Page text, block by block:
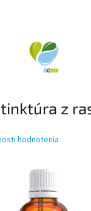
z
hodnotenia